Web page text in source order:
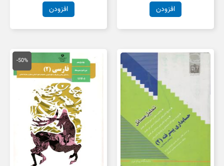
افزودن افزودن
-50%
قیمت
اصلی
100,000 تومان
بود.
قیمت
فعلی
است.